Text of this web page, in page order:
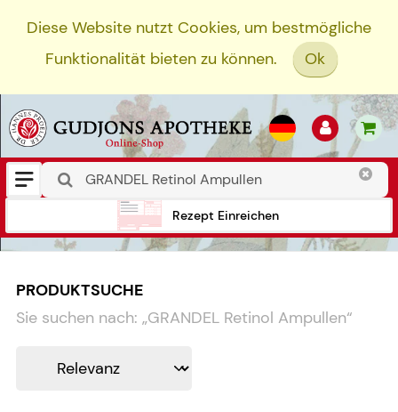
Diese Website nutzt Cookies, um bestmögliche
Funktionalität bieten zu können.
Ok
Rezept Einreichen
PRODUKTSUCHE
Sie suchen nach: „GRANDEL Retinol Ampullen“